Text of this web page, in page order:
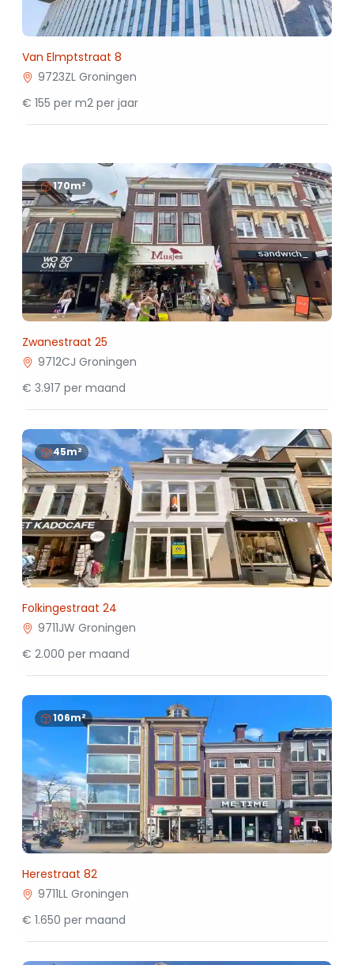
Van Elmptstraat 8
9723ZL Groningen
€ 155 per m2 per jaar
170m²
Zwanestraat 25
9712CJ Groningen
€ 3.917 per maand
45m²
Folkingestraat 24
9711JW Groningen
€ 2.000 per maand
106m²
Herestraat 82
9711LL Groningen
€ 1.650 per maand